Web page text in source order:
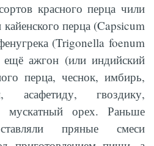
красного перца чили
перца (Capsicum
(Trigonella foenum
ажгон (или индийский
перца, чеснок, имбирь,
асафетиду, гвоздику,
орех. Раньше
пряные смеси